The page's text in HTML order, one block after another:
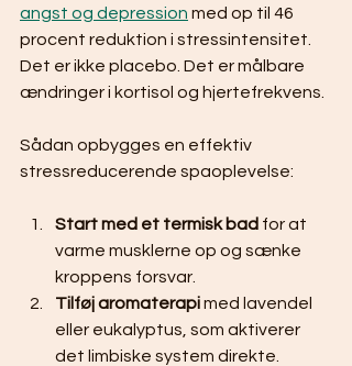
angst og depression med op til 46
procent reduktion i stressintensitet.
Det er ikke placebo. Det er målbare
ændringer i kortisol og hjertefrekvens.
Sådan opbygges en effektiv
stressreducerende spaoplevelse:
Start med et termisk bad for at
varme musklerne op og sænke
kroppens forsvar.
Tilføj aromaterapi med lavendel
eller eukalyptus, som aktiverer
det limbiske system direkte.